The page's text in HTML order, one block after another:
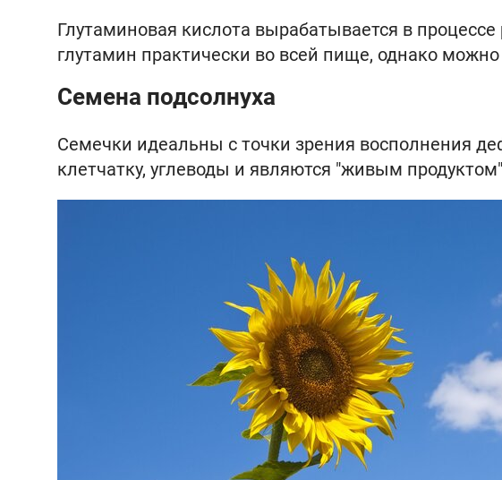
Глутаминовая кислота вырабатывается в
глутамин практически во всей пище, однако
Семена подсолнуха
Семечки идеальны с точки зрения восполнения
клетчатку, углеводы и являются "живым